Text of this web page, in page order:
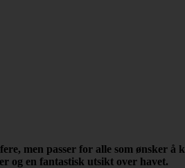
men passer for alle som ønsker
og en fantastisk utsikt over havet.